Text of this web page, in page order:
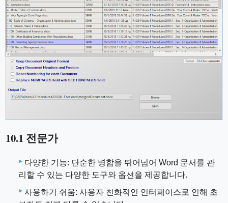
10.1 전문가
다양한 기능: 단순한 병합을 뛰어넘어 Word 문서를 관
리할 수 있는 다양한 도구와 옵션을 제공합니다.
사용하기 쉬움: 사용자 친화적인 인터페이스로 인해 초